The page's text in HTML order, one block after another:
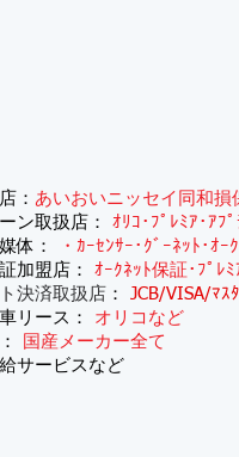
： あいおいニッセイ同和損
ン取扱店： ｵﾘｺ･ﾌﾟﾚﾐｱ･ｱﾌ
体：
・ｶｰｾﾝｻｰ･ｸﾞｰﾈｯﾄ･ｵ
加盟店： ｵｰｸﾈｯﾄ保証･ﾌﾟﾚ
決済取扱店 ： JCB/VISA/ﾏｽ
リース：
オリコなど
国産メーカー全て
サービスなど